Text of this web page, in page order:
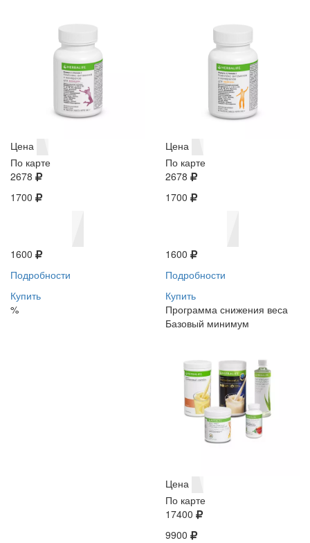
Цена
По карте
2678
1700
1600
Подробности
Купить
%
Цена
По карте
2678
1700
1600
Подробности
Купить
Программа снижения веса
Базовый минимум
Цена
По карте
17400
9900